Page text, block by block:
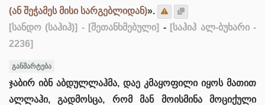
(ან შეჭამეს მისი სარგებლიდან)».
[სანდო (საჰიჰ)] - [შეთანხმებული] - [საჰიჰ ალ-ბუხარი -
2236]
განმარტება
ჯაბირ იბნ აბდულლაჰმა, დაე კმაყოფილი იყოს მათით
ალლაჰი, გადმოსცა, რომ მან მოისმინა მოციქული